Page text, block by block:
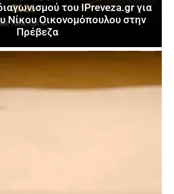
του IPreveza.gr για
Νίκου Οικονομόπουλου στην
Πρέβεζα